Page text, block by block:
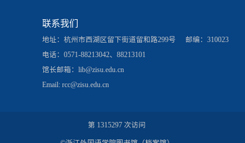
联系我们
地址：杭州市西湖区留下街道留和路299号
邮编：310023
电话：0571-88213042、88213101
馆长邮箱： lib@zisu.edu.cn
Email: rcc@zisu.edu.cn
第 1315297 次访问